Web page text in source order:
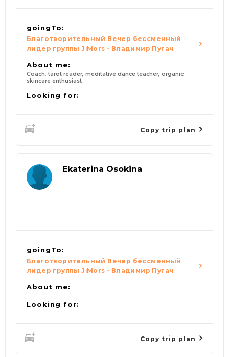
goingTo:
Благотворительный Вечер бессменный
лидер группы J:Mors - Владимир Пугач
About me:
Coach, tarot reader, meditative dance teacher, organic
skincare enthusiast
Looking for:
Copy trip plan
Ekaterina Osokina
goingTo:
Благотворительный Вечер бессменный
лидер группы J:Mors - Владимир Пугач
About me:
Looking for:
Copy trip plan